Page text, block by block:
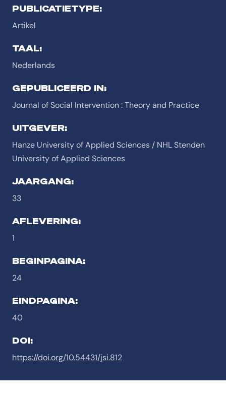
PUBLICATIETYPE:
Artikel
TAAL:
Nederlands
GEPUBLICEERD IN:
Journal of Social Intervention : Theory and Practice
UITGEVER:
Hanze University of Applied Sciences / NHL Stenden
University of Applied Sciences
JAARGANG:
33
AFLEVERING:
1
BEGINPAGINA:
24
EINDPAGINA:
40
DOI:
https://doi.org/10.54431/jsi.812